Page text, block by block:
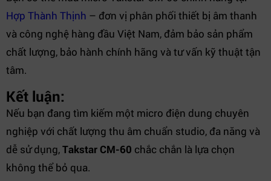
Hợp Thành Thịnh – đơn vị phân phối thiết bị âm thanh
và công nghệ hàng đầu Việt Nam, đảm bảo sản phẩm
chất lượng, bảo hành chính hãng và tư vấn kỹ thuật tận
tâm.
Kết luận:
Nếu bạn đang tìm kiếm một micro điện dung chuyên
nghiệp với chất lượng thu âm chuẩn studio, đa năng và
dễ sử dụng,Takstar CM-60 chắc chắn là lựa chọn
không thể bỏ qua.